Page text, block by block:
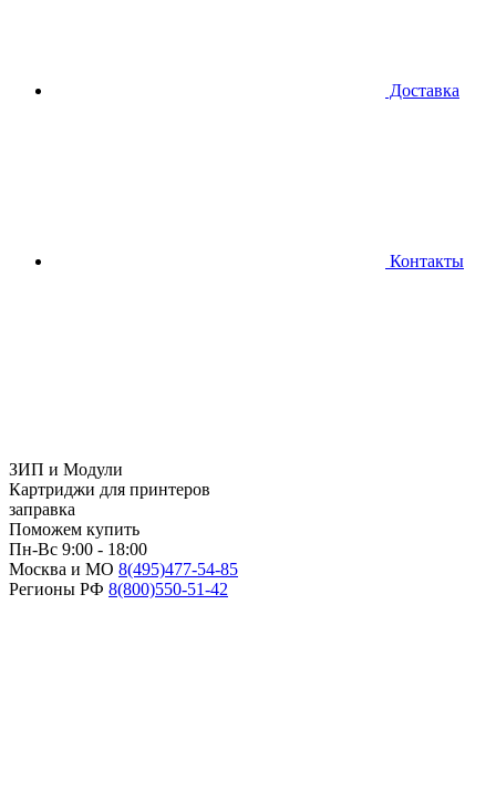
Доставка
Контакты
ЗИП и Модули
Картриджи для принтеров
заправка
Поможем купить
Пн-Вс 9:00 - 18:00
Москва и МО 8(495)477-54-85
Регионы РФ 8(800)550-51-42